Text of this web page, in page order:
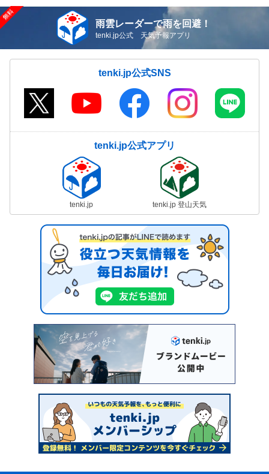
雨雲レーダーで雨を回避！
tenki.jp公式 天気予報アプリ
tenki.jp公式SNS
tenki.jp公式アプリ
tenki.jp tenki.jp 登山天気